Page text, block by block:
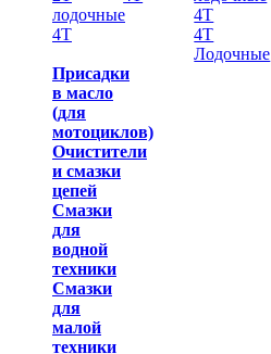
лодочные
4Т
4Т
4Т
Лодочные
Присадки
в масло
(для
мотоциклов)
Очистители
и смазки
цепей
Смазки
для
водной
техники
Смазки
для
малой
техники